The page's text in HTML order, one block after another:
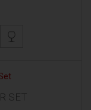
SET